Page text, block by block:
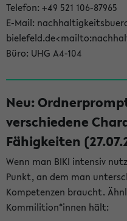
Telefon: +49 521 106-87965
E-Mail:
Büro: UHG A4-104
Neu:
verschiedene
Fähigkeiten
Wenn man BIKI intensiv
Punkt, an dem man
Kompetenzen braucht.
Kommilition*innen hält: